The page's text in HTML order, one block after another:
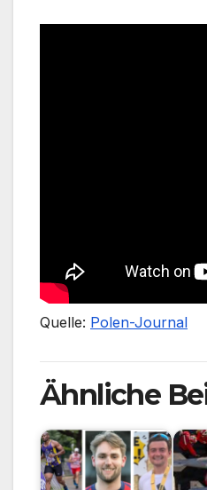
Quelle: Polen-Journal
Ähnliche